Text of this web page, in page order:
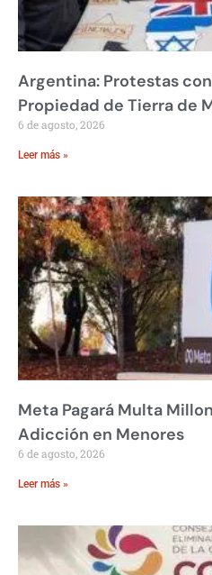
Argentina: Protestas
Propiedad de Tierra de
6 de agosto, 2026
Leer más »
Meta Pagará Multa
Adicción en Menores
6 de agosto, 2026
Leer más »